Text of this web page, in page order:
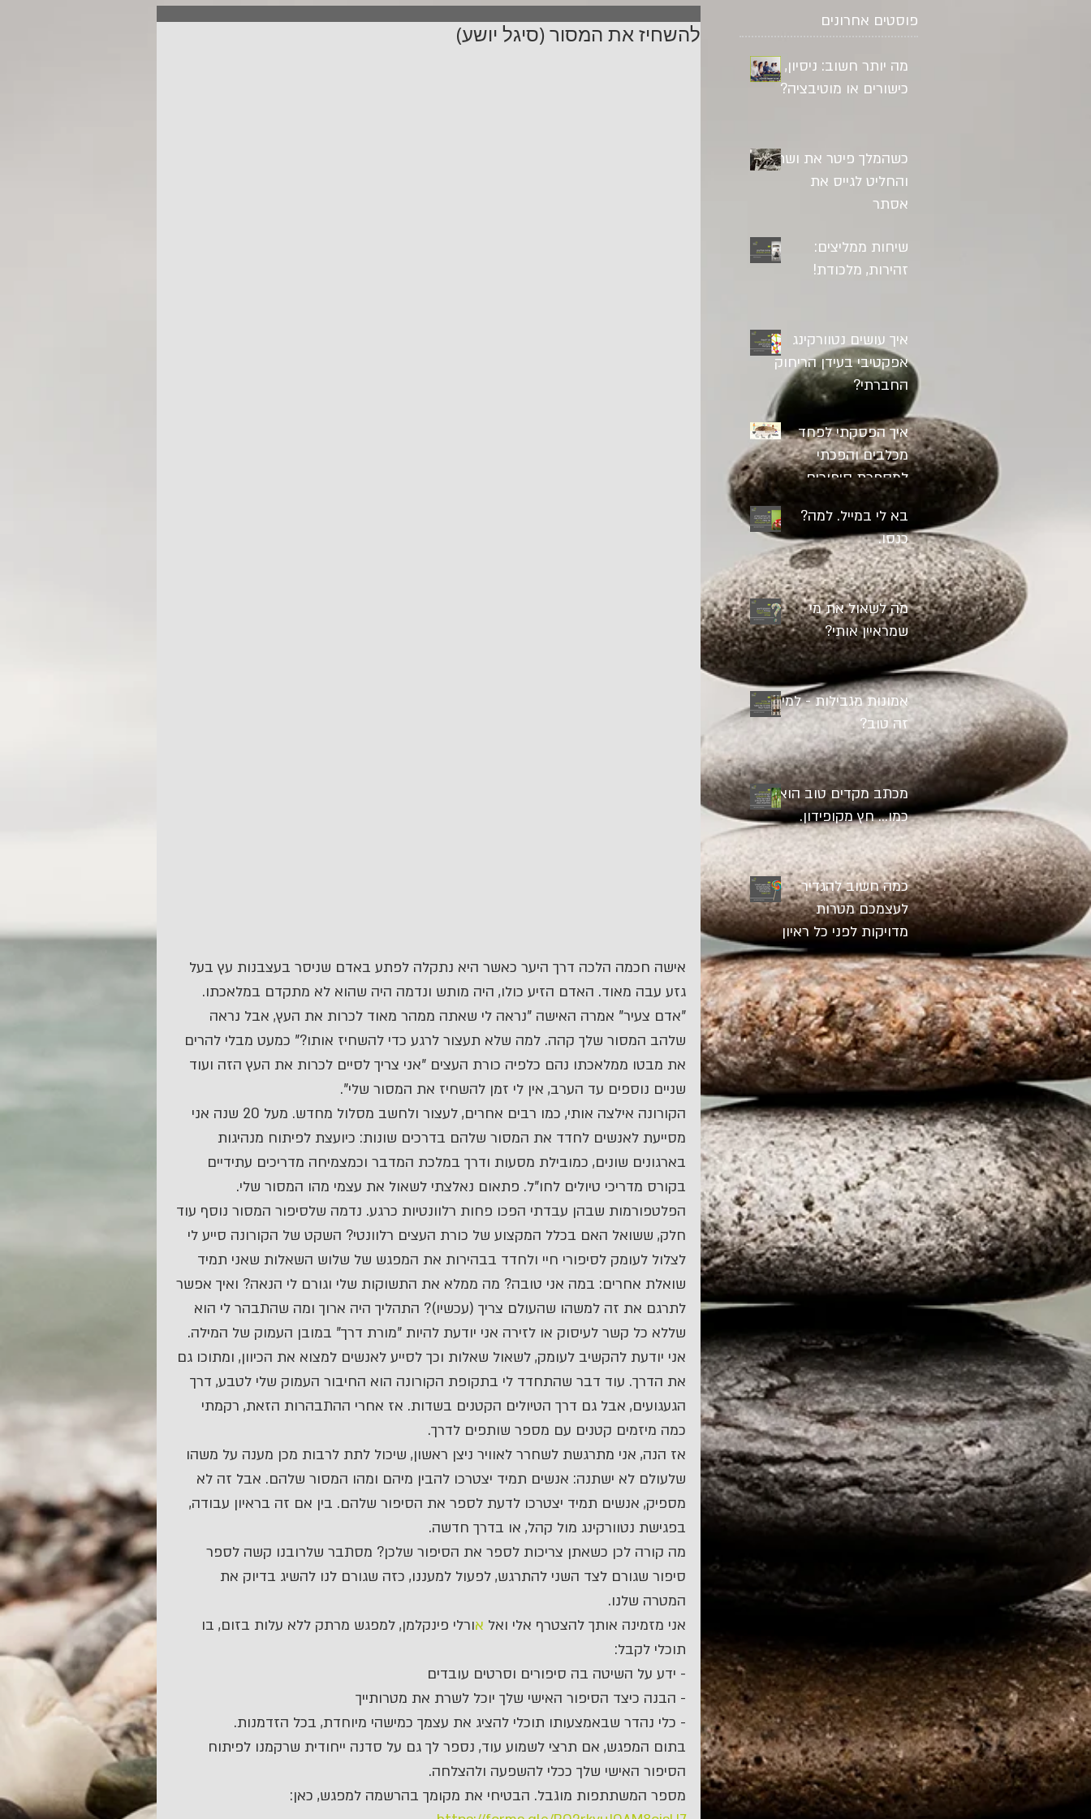
להשחיז את המסור (סיגל יושע)
אישה חכמה הלכה דרך היער כאשר היא נתקלה לפתע באדם שניסר בעצבנות עץ בעל
גזע עבה מאוד. האדם הזיע כולו, היה מותש ונדמה היה שהוא לא מתקדם במלאכתו.
"אדם צעיר" אמרה האישה "נראה לי שאתה ממהר מאוד לכרות את העץ, אבל נראה
שלהב המסור שלך קהה. למה שלא תעצור לרגע כדי להשחיז אותו?" כמעט מבלי להרים
את מבטו ממלאכתו נהם כלפיה כורת העצים "אני צריך לסיים לכרות את העץ הזה ועוד
שניים נוספים עד הערב, אין לי זמן להשחיז את המסור שלי".
הקורונה אילצה אותי, כמו רבים אחרים, לעצור ולחשב מסלול מחדש. מעל 20 שנה אני
מסייעת לאנשים לחדד את המסור שלהם בדרכים שונות: כיועצת לפיתוח מנהיגות
בארגונים שונים, כמובילת מסעות ודרך במלכת המדבר וכמצמיחה מדריכים עתידיים
בקורס מדריכי טיולים לחו"ל. פתאום נאלצתי לשאול את עצמי מהו המסור שלי.
הפלטפורמות שבהן עבדתי הפכו פחות רלוונטיות כרגע. נדמה שלסיפור המסור נוסף עוד
חלק, ששואל האם בכלל המקצוע של כורת העצים רלוונטי? השקט של הקורונה סייע לי
לצלול לעומק לסיפורי חיי ולחדד בבהירות את המפגש של שלוש השאלות שאני תמיד
שואלת אחרים: במה אני טובה? מה ממלא את התשוקות שלי וגורם לי הנאה? ואיך אפשר
לתרגם את זה למשהו שהעולם צריך (עכשיו)? התהליך היה ארוך ומה שהתבהר לי הוא
שללא כל קשר לעיסוק או לזירה אני יודעת להיות "מורת דרך" במובן העמוק של המילה.
אני יודעת להקשיב לעומק, לשאול שאלות וכך לסייע לאנשים למצוא את הכיוון, ומתוכו גם
את הדרך. עוד דבר שהתחדד לי בתקופת הקורונה הוא החיבור העמוק שלי לטבע, דרך
הגעגועים, אבל גם דרך הטיולים הקטנים בשדות. אז אחרי ההתבהרות הזאת, רקמתי
כמה מיזמים קטנים עם מספר שותפים לדרך.
אז הנה, אני מתרגשת לשחרר לאוויר ניצן ראשון, שיכול לתת לרבות מכן מענה על משהו
שלעולם לא ישתנה: אנשים תמיד יצטרכו להבין מיהם ומהו המסור שלהם. אבל זה לא
מספיק, אנשים תמיד יצטרכו לדעת לספר את הסיפור שלהם. בין אם זה בראיון עבודה,
בפגישת נטוורקינג מול קהל, או בדרך חדשה.
מה קורה לכן כשאתן צריכות לספר את הסיפור שלכן? מסתבר שלרובנו קשה לספר
סיפור שגורם לצד השני להתרגש, לפעול למעננו, כזה שגורם לנו להשיג בדיוק את
המטרה שלנו.
אני מזמינה אותך להצטרף אלי ואל אורלי פינקלמן, למפגש מרתק ללא עלות בזום, בו
תוכלי לקבל:
- ידע על השיטה בה סיפורים וסרטים עובדים
- הבנה כיצד הסיפור האישי שלך יוכל לשרת את מטרותייך
- כלי נהדר שבאמצעותו תוכלי להציג את עצמך כמישהי מיוחדת, בכל הזדמנות.
בתום המפגש, אם תרצי לשמוע עוד, נספר לך גם על סדנה ייחודית שרקמנו לפיתוח
הסיפור האישי שלך ככלי להשפעה ולהצלחה.
מספר המשתתפות מוגבל. הבטיחי את מקומך בהרשמה למפגש, כאן:
פוסטים אחרונים
מה יותר חשוב: ניסיון,
כישורים או מוטיבציה?
כשהמלך פיטר את ושתי
והחליט לגייס את
אסתר
שיחות ממליצים:
זהירות, מלכודת!
איך עושים נטוורקינג
אפקטיבי בעידן הריחוק
החברתי?
איך הפסקתי לפחד
מכלבים והפכתי
למספרת סיפורים
בא לי במייל. למה?
כנסו.
מה לשאול את מי
שמראיין אותי?
אמונות מגבילות - למי
זה טוב?
מכתב מקדים טוב הוא
כמו... חץ מקופידון.
כמה חשוב להגדיר
לעצמכם מטרות
מדויקות לפני כל ראיון
עבודה? הכי חשוב!